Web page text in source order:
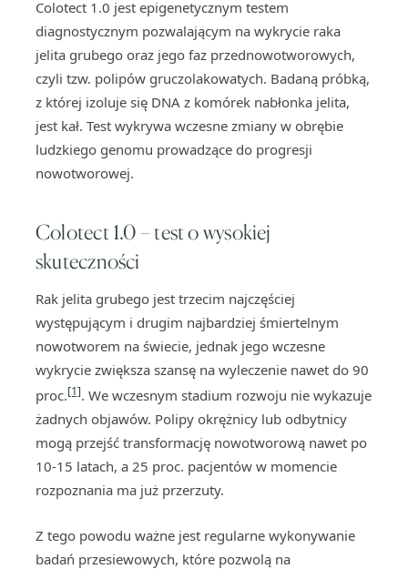
Colotect 1.0 jest epigenetycznym testem
diagnostycznym pozwalającym na wykrycie raka
jelita grubego oraz jego faz przednowotworowych,
czyli tzw. polipów gruczolakowatych. Badaną próbką,
z której izoluje się DNA z komórek nabłonka jelita,
jest kał. Test wykrywa wczesne zmiany w obrębie
ludzkiego genomu prowadzące do progresji
nowotworowej.
Colotect 1.0 – test o wysokiej
skuteczności
Rak jelita grubego jest trzecim najczęściej
występującym i drugim najbardziej śmiertelnym
nowotworem na świecie, jednak jego wczesne
wykrycie zwiększa szansę na wyleczenie nawet do 90
proc.[1]. We wczesnym stadium rozwoju nie wykazuje
żadnych objawów. Polipy okrężnicy lub odbytnicy
mogą przejść transformację nowotworową nawet po
10-15 latach, a 25 proc. pacjentów w momencie
rozpoznania ma już przerzuty.
Z tego powodu ważne jest regularne wykonywanie
badań przesiewowych, które pozwolą na